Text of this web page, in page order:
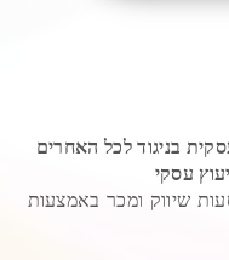
עסקי
שיווק ומכר באמצעות